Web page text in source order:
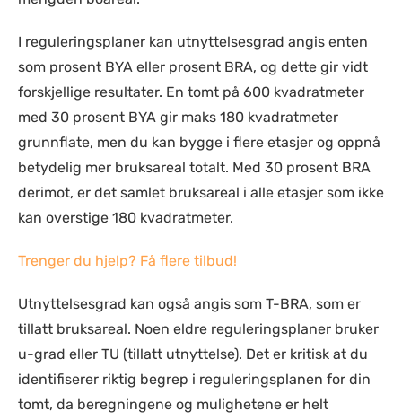
I reguleringsplaner kan utnyttelsesgrad angis enten
som prosent BYA eller prosent BRA, og dette gir vidt
forskjellige resultater. En tomt på 600 kvadratmeter
med 30 prosent BYA gir maks 180 kvadratmeter
grunnflate, men du kan bygge i flere etasjer og oppnå
betydelig mer bruksareal totalt. Med 30 prosent BRA
derimot, er det samlet bruksareal i alle etasjer som ikke
kan overstige 180 kvadratmeter.
Trenger du hjelp? Få flere tilbud!
Utnyttelsesgrad kan også angis som T-BRA, som er
tillatt bruksareal. Noen eldre reguleringsplaner bruker
u-grad eller TU (tillatt utnyttelse). Det er kritisk at du
identifiserer riktig begrep i reguleringsplanen for din
tomt, da beregningene og mulighetene er helt